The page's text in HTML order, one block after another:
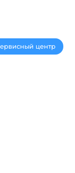
центр
Glass AceCase